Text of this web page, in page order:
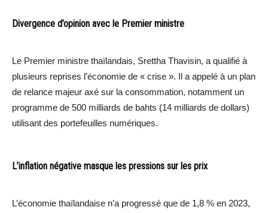
Divergence d’opinion avec le Premier ministre
Le Premier ministre thaïlandais, Srettha Thavisin, a qualifié à
plusieurs reprises l’économie de « crise ». Il a appelé à un plan
de relance majeur axé sur la consommation, notamment un
programme de 500 milliards de bahts (14 milliards de dollars)
utilisant des portefeuilles numériques.
L’inflation négative masque les pressions sur les prix
L’économie thaïlandaise n’a progressé que de 1,8 % en 2023,